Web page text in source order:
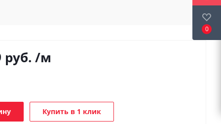
руб. /м
Купить в 1 клик
0